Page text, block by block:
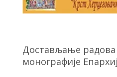
Достављање
монографије